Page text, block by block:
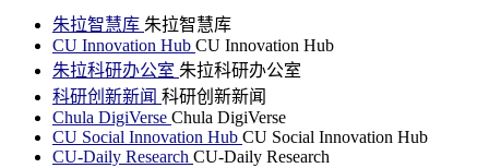
朱拉智慧库 朱拉智慧库
CU Innovation Hub CU Innovation Hub
朱拉科研办公室 朱拉科研办公室
科研创新新闻 科研创新新闻
Chula DigiVerse Chula DigiVerse
CU Social Innovation Hub CU Social Innovation Hub
CU-Daily Research CU-Daily Research